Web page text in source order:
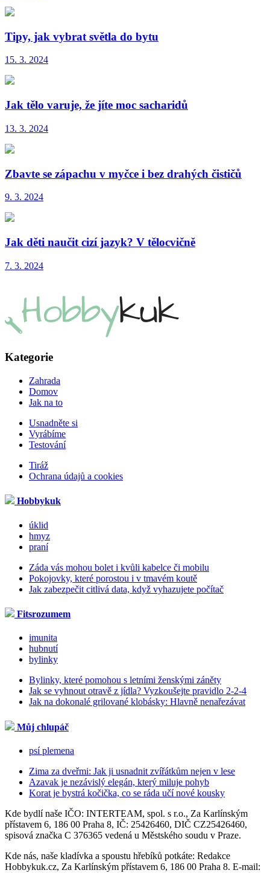
Tipy, jak vybrat světla do bytu
15. 3. 2024
Jak tělo varuje, že jíte moc sacharidů
13. 3. 2024
Zbavte se zápachu v myčce i bez drahých čističů
9. 3. 2024
Jak děti naučit cizí jazyk? V tělocvičně
7. 3. 2024
Kategorie
Zahrada
Domov
Jak na to
Usnadněte si
Vyrábíme
Testování
Tiráž
Ochrana údajů a cookies
Hobbykuk
úklid
hmyz
praní
Záda vás mohou bolet i kvůli kabelce či mobilu
Pokojovky, které porostou i v tmavém koutě
Jak zabezpečit citlivá data, když vyhazujete počítač
Fitsrozumem
imunita
hubnutí
bylinky
Bylinky, které pomohou s letními ženskými záněty
Jak se vyhnout otravě z jídla? Vyzkoušejte pravidlo 2-2-4
Jak na dokonalé grilované klobásky: Hlavně nenařezávat
Můj chlupáč
psí plemena
Zima za dveřmi: Jak ji usnadnit zvířátkům nejen v lese
Azavak je nezávislý elegán, který miluje pohyb
Korat je bystrá kočička, co se ráda učí nové kousky
Kde bydlí naše IČO: INTERTEAM, spol. s r.o., Za Karlínským
přístavem 6, 186 00 Praha 8, IČ: 25426460, DIČ CZ25426460,
spisová značka C 376365 vedená u Městského soudu v Praze.
Kde nás, naše kladívka a spoustu hřebíků potkáte: Redakce
Hobbykuk.cz, Za Karlínským přístavem 6, 186 00 Praha 8. E-mail: